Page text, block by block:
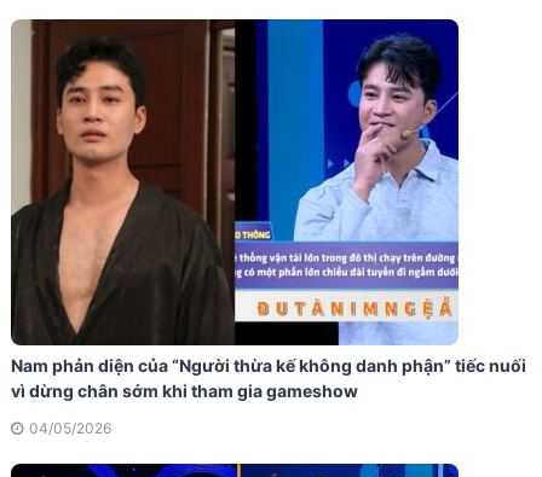
Nam phản diện của “Người thừa kế không danh phận” tiếc nuối
vì dừng chân sớm khi tham gia gameshow
04/05/2026